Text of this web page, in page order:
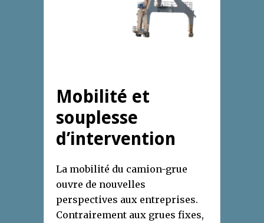
Mobilité et
souplesse
d’intervention
La mobilité du camion-grue
ouvre de nouvelles
perspectives aux entreprises.
Contrairement aux grues fixes,